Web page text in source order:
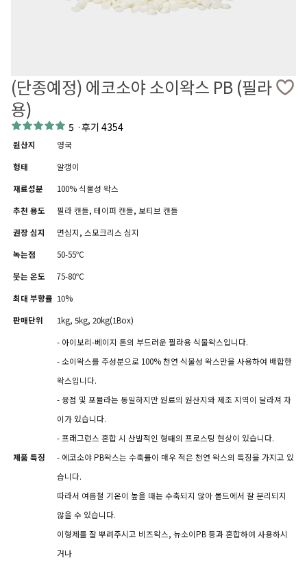
(단종예정) 에코소야 소이왁스 PB (필라
용)
5 ·후기 4354
원산지
영국
형태
알갱이
재료성분
100% 식물성 왁스
추천 용도
필라 캔들, 테이퍼 캔들, 보티브 캔들
권장 심지
면심지, 스모크리스 심지
녹는점
50-55℃
붓는 온도
75-80℃
최대 부향률 10%
판매단위
1kg, 5kg, 20kg(1Box)
제품 특징
- 아이보리-베이지 톤의 부드러운 필라용 식물왁스입니다.
- 소이왁스를 주성분으로 100% 천연 식물성 왁스만을 사용하여 배합한
왁스입니다.
- 융점 및 포뮬라는 동일하지만 원료의 원산지와 제조 지역이 달라져 차
이가 있습니다.
- 프래그런스 혼합 시 산발적인 형태의 프로스팅 현상이 있습니다.
- 에코소야 PB왁스는 수축률이 매우 적은 천연 왁스의 특징을 가지고 있
습니다.
따라서 여름철 기온이 높을 때는 수축되지 않아 몰드에서 잘 분리되지
않을 수 있습니다.
이형제를 잘 뿌려주시고 비즈왁스, 뉴소이PB 등과 혼합하여 사용하시
거나